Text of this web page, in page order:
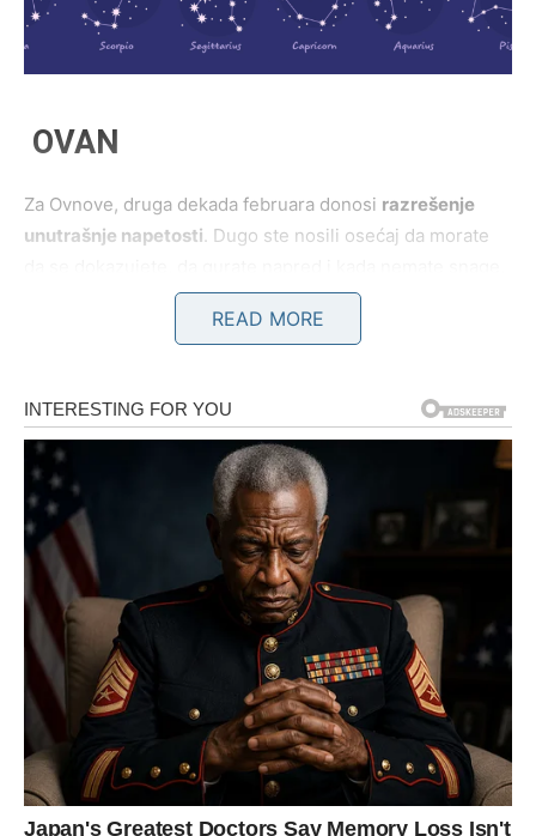
OVAN
Za Ovnove, druga dekada februara donosi razrešenje
unutrašnje napetosti. Dugo ste nosili osećaj da morate
ali sada dolazi trenutak u kojem shvatate da ne morate
više sve sami. Zvezde vam poručuju da je u redu zastati,
Na emotivnom planu, mogući su iskreni razgovori koji
skidaju masku i razjašnjavaju nesporazume. Na
poslovnom planu, druga dekada februara traži pametne
poteze, a ne brzoplete reakcije. Manje je više – i to je
vaša ključna lekcija.
BIK
Bikovi ulaze u period karmičke stabilizacije
. Ono što ste
gradili polako i strpljivo sada počinje da pokazuje prve
prave rezultate. Druga dekada februara donosi vam
osećaj sigurnosti, ali i spoznaju da više ne morate da se
držite za ono što vam ne donosi mir.
READ MORE